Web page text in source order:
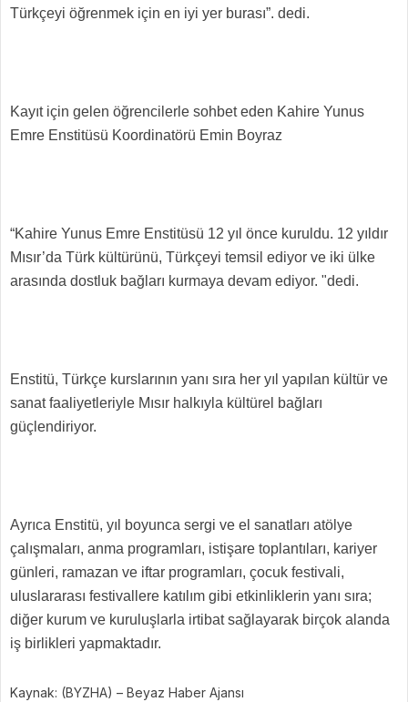
Türkçeyi öğrenmek için en iyi yer burası”. dedi.
Kayıt için gelen öğrencilerle sohbet eden Kahire Yunus
Emre Enstitüsü Koordinatörü Emin Boyraz
“Kahire Yunus Emre Enstitüsü 12 yıl önce kuruldu. 12 yıldır
Mısır’da Türk kültürünü, Türkçeyi temsil ediyor ve iki ülke
arasında dostluk bağları kurmaya devam ediyor. "dedi.
Enstitü, Türkçe kurslarının yanı sıra her yıl yapılan kültür ve
sanat faaliyetleriyle Mısır halkıyla kültürel bağları
güçlendiriyor.
Ayrıca Enstitü, yıl boyunca sergi ve el sanatları atölye
çalışmaları, anma programları, istişare toplantıları, kariyer
günleri, ramazan ve iftar programları, çocuk festivali,
uluslararası festivallere katılım gibi etkinliklerin yanı sıra;
diğer kurum ve kuruluşlarla irtibat sağlayarak birçok alanda
iş birlikleri yapmaktadır.
Kaynak: (BYZHA) – Beyaz Haber Ajansı